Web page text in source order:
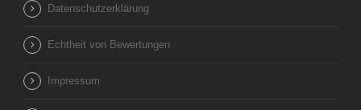
Datenschutzerklärung
Echtheit von Bewertungen
Impressum